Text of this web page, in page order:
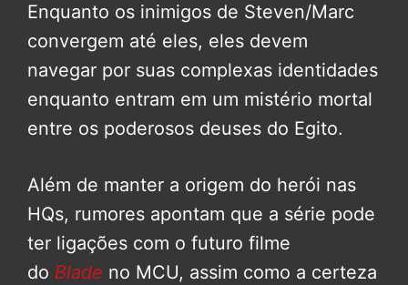
Enquanto os inimigos de Steven/Marc
convergem até eles, eles devem
navegar por suas complexas identidades
enquanto entram em um mistério mortal
entre os poderosos deuses do Egito.
Além de manter a origem do herói nas
HQs, rumores apontam que a série pode
ter ligações com o futuro filme
do Blade no MCU, assim como a certeza